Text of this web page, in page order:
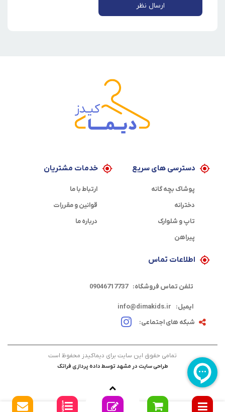
ارسال نظر
دسترسی های سریع
پوشاک بچه گانه
دخترانه
تاپ و شلوارک
پیراهن
خدمات مشتریان
ارتباط با ما
قوانین و مقررات
درباره ما
اطلاعات تماس
تلفن تماس فروشگاه: 09046717737
ایمیل:
info@dimakids.ir
شبکه های اجتماعی:
تمامی حقوق این سایت برای دیماکیدز محفوظ است
طراحی سایت در مشهد توسط داده پردازی فراتک